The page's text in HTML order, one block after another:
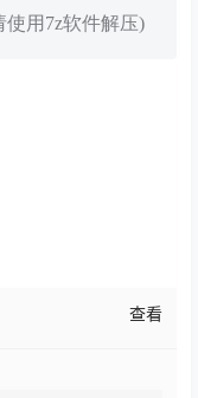
使用7z软件解压)
查看